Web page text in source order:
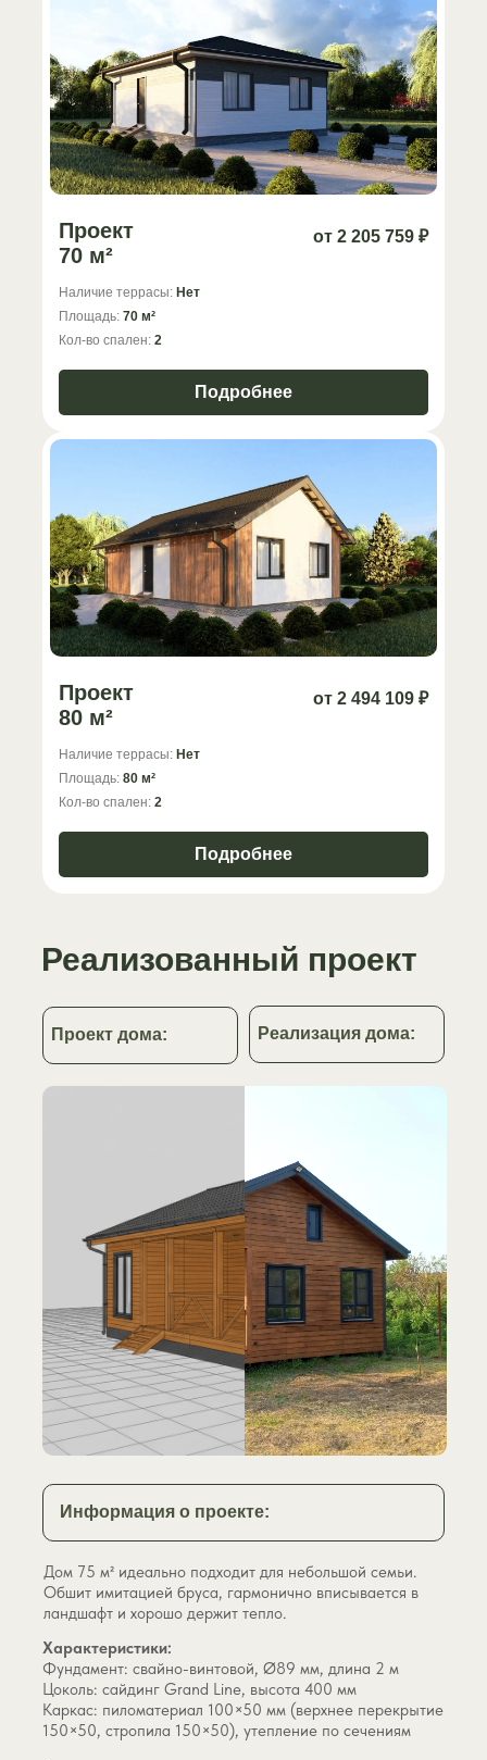
Проект
70 м²
от 2 205 759 ₽
Наличие террасы: Нет
Площадь: 70 м²
Кол-во спален: 2
Подробнее
Проект
80 м²
от 2 494 109 ₽
Наличие террасы: Нет
Площадь: 80 м²
Кол-во спален: 2
Подробнее
Реализованный проект
Характеристики:
Фундамент: свайно-винтовой, Ø89 мм, длина 2 м
Цоколь: сайдинг Grand Line, высота 400 мм
Каркас: пиломатериал 100×50 мм (верхнее перекрытие
150×50, стропила 150×50), утепление по сечениям
Информация о проекте:
Дом 75 м² идеально подходит для небольшой семьи.
Обшит имитацией бруса, гармонично вписывается в
ландшафт и хорошо держит тепло.
Проект дома: Реализация дома:
картинку
или
после